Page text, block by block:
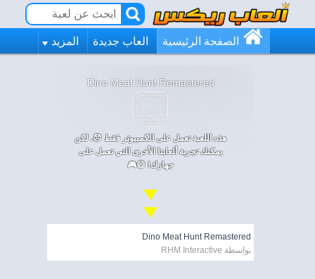
الصفحة الرئيسية العاب جديدة المزيد
Dino Meat Hunt Remastered
هذه اللعبة تعمل على الكمبيوتر فقط 😞. لكن
يمكنك تجربة ألعابنا الأخرى التي تعمل على
جهازك! 😄🎮
Dino Meat Hunt Remastered
بواسطة RHM Interactive